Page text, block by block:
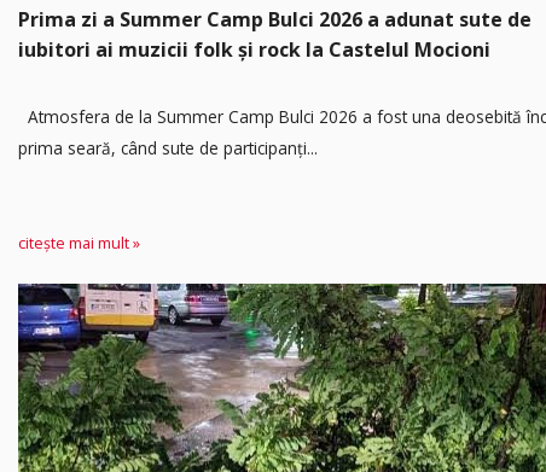
Prima zi a Summer Camp Bulci 2026 a adunat sute de
iubitori ai muzicii folk și rock la Castelul Mocioni
Atmosfera de la Summer Camp Bulci 2026 a fost una deosebită
prima seară, când sute de participanți...
citește mai mult »